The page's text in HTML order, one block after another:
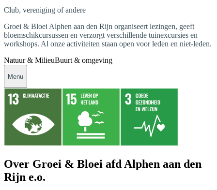
Club, vereniging of andere
Groei & Bloei Alphen aan den Rijn organiseert lezingen, geeft
bloemschikcursussen en verzorgt verschillende tuinexcursies en
workshops. Al onze activiteiten staan open voor leden en niet-leden.
Natuur & MilieuBuurt & omgeving
Menu
Over Groei & Bloei afd Alphen aan den
Rijn e.o.